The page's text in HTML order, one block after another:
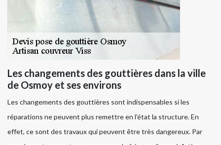
Les changements des gouttières dans la ville
de Osmoy et ses environs
Les changements des gouttières sont indispensables si les
réparations ne peuvent plus remettre en l'état la structure. En
effet, ce sont des travaux qui peuvent être très dangereux. Par